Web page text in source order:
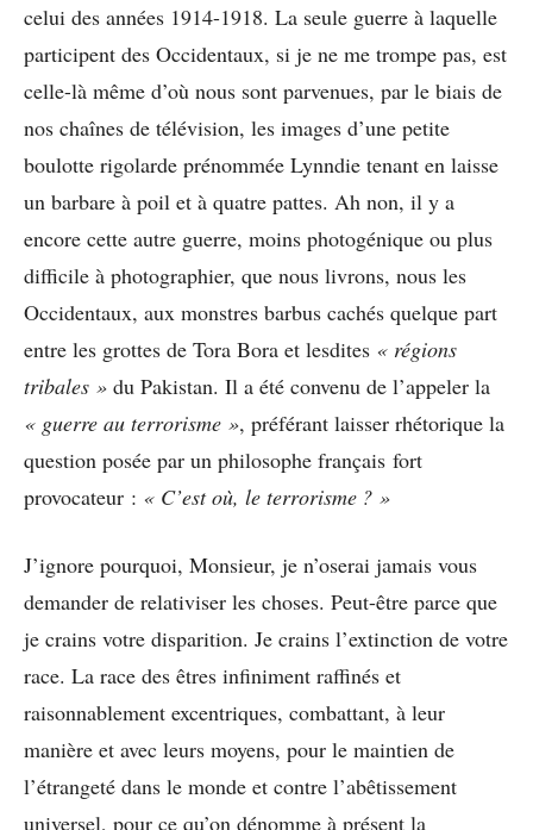
celui des années 1914-1918. La seule guerre à laquelle
participent des Occidentaux, si je ne me trompe pas, est
celle-là même d’où nous sont parvenues, par le biais de
nos chaînes de télévision, les images d’une petite
boulotte rigolarde prénommée Lynndie tenant en laisse
un barbare à poil et à quatre pattes. Ah non, il y a
encore cette autre guerre, moins photogénique ou plus
difficile à photographier, que nous livrons, nous les
Occidentaux, aux monstres barbus cachés quelque part
entre les grottes de Tora Bora et lesdites « régions
tribales » du Pakistan. Il a été convenu de l’appeler la
« guerre au terrorisme », préférant laisser rhétorique la
question posée par un philosophe français fort
provocateur : « C’est où, le terrorisme ? »
J’ignore pourquoi, Monsieur, je n’oserai jamais vous
demander de relativiser les choses. Peut-être parce que
je crains votre disparition. Je crains l’extinction de votre
race. La race des êtres infiniment raffinés et
raisonnablement excentriques, combattant, à leur
manière et avec leurs moyens, pour le maintien de
l’étrangeté dans le monde et contre l’abêtissement
universel, pour ce qu’on dénomme à présent la